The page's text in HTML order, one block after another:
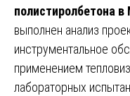
полистиролбетона
выполнен анализ
инструментальное
применением
лабораторных